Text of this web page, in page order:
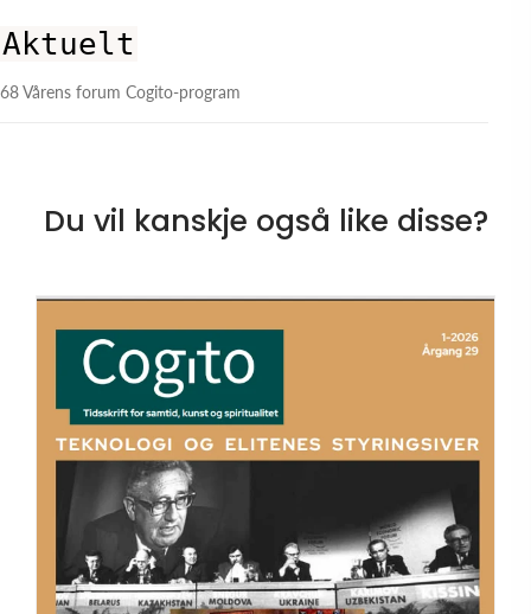
Aktuelt
68 Vårens forum Cogito-program
Du vil kanskje også like disse?